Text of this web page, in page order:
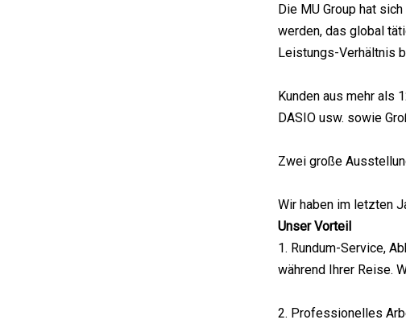
Die MU Group hat
werden, das global
Leistungs-Verhältnis
Kunden aus mehr als
DASIO usw. sowie
Zwei große
Wir haben im letzten
Unser Vorteil
1. Rundum-Service,
während Ihrer Reise.
2. Professionelles